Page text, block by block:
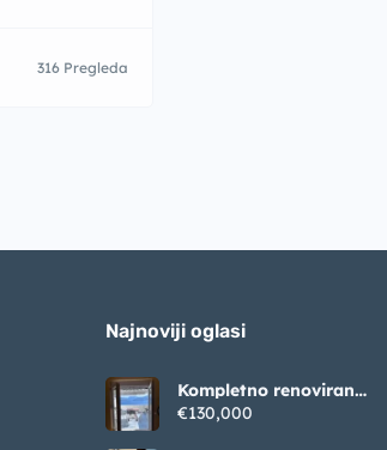
316 Pregleda
Najnoviji oglasi
Kompletno renoviran
apartman sa pogledom
Boku – Krašići (52m²)
€130,000